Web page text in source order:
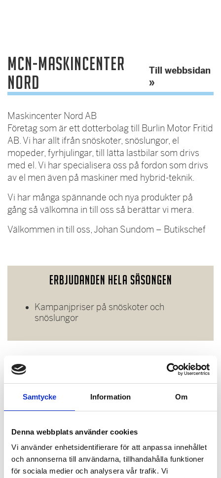
Samtycke Information Om
Denna webbplats använder cookies
Vi använder enhetsidentifierare för att anpassa innehållet
och annonserna till användarna, tillhandahålla funktioner
för sociala medier och analysera vår trafik. Vi
MCN-Maskincenter
Nord
Till webbsidan
»
Maskincenter Nord AB
Företag som är ett dotterbolag till Burlin Motor Fritid
AB. Vi har allt ifrån snöskoter, snöslungor, el
mopeder, fyrhjulingar, till lätta lastbilar som drivs
med el. Vi har specialisera oss på fordon som drivs
av el men även på maskiner med hybrid-teknik.
Vi har många spännande och nya produkter på
gång så välkomna in till oss så berättar vi mera.
Välkommen in till oss, Johan Sundom – Butikschef
Erbjudanden hela säsongen
Kampanjpriser på snöskoter och
snöslungor